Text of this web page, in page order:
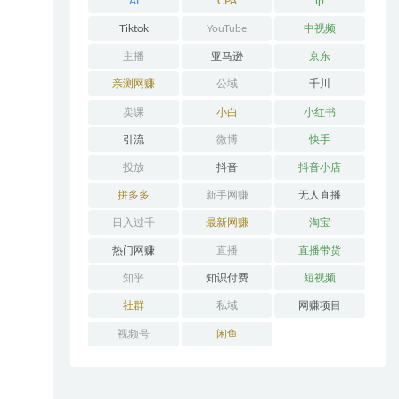
Tiktok YouTube 中视频
主播 亚马逊 京东
亲测网赚 公域 千川
卖课 小白 小红书
引流 微博 快手
投放 抖音 抖音小店
拼多多 新手网赚 无人直播
日入过千 最新网赚 淘宝
热门网赚 直播 直播带货
知乎 知识付费 短视频
社群 私域 网赚项目
视频号 闲鱼